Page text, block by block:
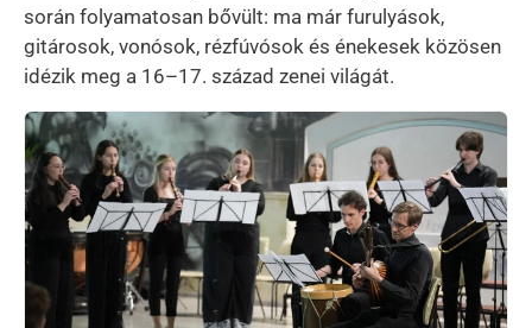
során folyamatosan bővült: ma már furulyások,
gitárosok, vonósok, rézfúvósok és énekesek közösen
idézik meg a 16–17. század zenei világát.
Kép